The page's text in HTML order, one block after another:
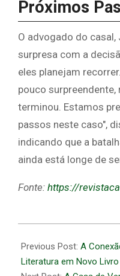
Próximos
O advogado do casal,
surpresa com a
eles planejam
pouco
terminou. Estamos
passos neste caso",
indicando que a
ainda está longe de
Fonte: https://
05-
11
Previous Post: A
Literatura em Novo